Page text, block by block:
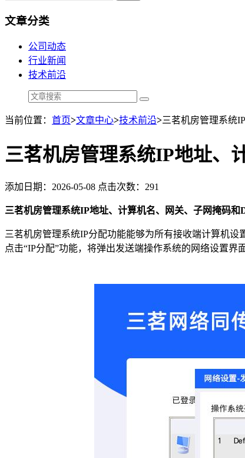
文章分类
公司动态
行业新闻
技术前沿
当前位置： 首页>文章中心>技术前沿>三茗机房管理系统
三茗机房管理系统IP地址、
添加日期：2026-05-08 点击次数：291
三茗机房管理系统IP地址、计算机名、网关、子网掩码和
三茗机房管理系统IP分配功能能够为所有接收端计算机设
点击“IP分配”功能，将弹出发送端操作系统的网络设置界面